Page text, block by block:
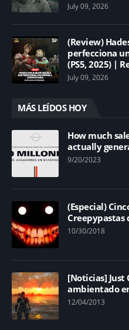
July 09, 2026
(Review)
perfecciona
(PS5, 2025) |
July 09, 2026
MÁS LEÍDOS HOY
How much
actually
9/20/2023
(Especial)
Creepypastas
10/30/2018
[Noticias] Just
ambientado
12/04/2013